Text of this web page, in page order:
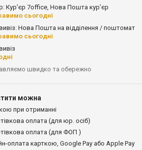
Кур'єр 7office, Нова Пошта кур’єр
сьогодні
Нова Пошта на відділення / поштомат
сьогодні
швидко та обережно
можна
при отриманні
оплата (для юр. осіб)
оплата (для ФОП )
оплата карткою, Google Pay або Apple Pay